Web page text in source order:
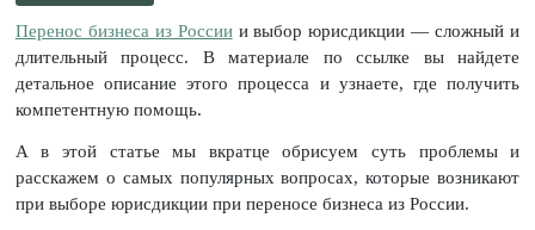
Перенос бизнеса из Россиии выбор юрисдикции — сложный и
длительный процесс. В материале по ссылке вы найдете
детальное описание этого процесса и узнаете, где получить
компетентную помощь.
А в этой статье мы вкратце обрисуем суть проблемы и
расскажем о самых популярных вопросах, которые возникают
при выборе юрисдикции при переносе бизнеса из России.